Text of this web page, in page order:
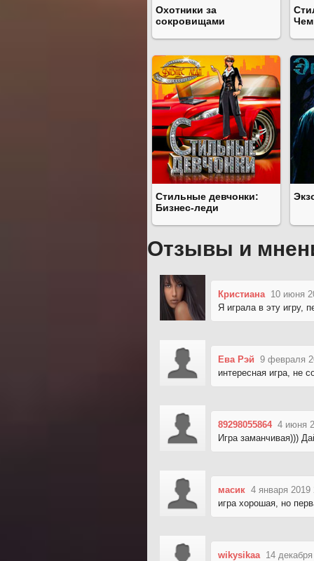
Охотники за
сокровищами
Стильные девчонки:
Бизнес-леди
Отзывы и
Кристиана 10 июня
Я играла в эту игру,
Ева Рэй 9 февраля
интересная игра, не
89298055864 4 июня
Игра заманчивая)))
масик 4 января 2019
игра хорошая, но
wikysikaa 14